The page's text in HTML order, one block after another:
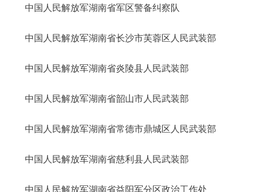
中国人民解放军湖南省军区警备纠察队
中国人民解放军湖南省长沙市芙蓉区人民武装部
中国人民解放军湖南省炎陵县人民武装部
中国人民解放军湖南省韶山市人民武装部
中国人民解放军湖南省常德市鼎城区人民武装部
中国人民解放军湖南省慈利县人民武装部
中国人民解放军湖南省益阳军分区政治工作处